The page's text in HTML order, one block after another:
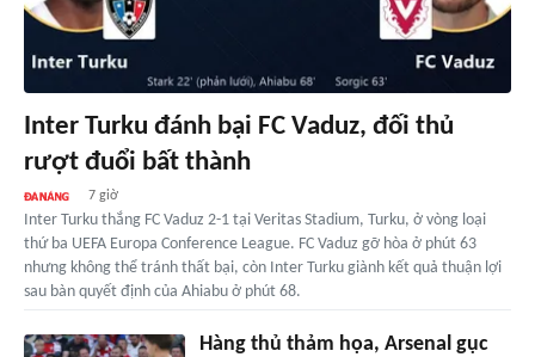
Inter Turku đánh bại FC Vaduz, đối thủ
rượt đuổi bất thành
7 giờ
Inter Turku thắng FC Vaduz 2-1 tại Veritas Stadium, Turku, ở vòng loại
thứ ba UEFA Europa Conference League. FC Vaduz gỡ hòa ở phút 63
nhưng không thể tránh thất bại, còn Inter Turku giành kết quả thuận lợi
sau bàn quyết định của Ahiabu ở phút 68.
Hàng thủ thảm họa, Arsenal gục